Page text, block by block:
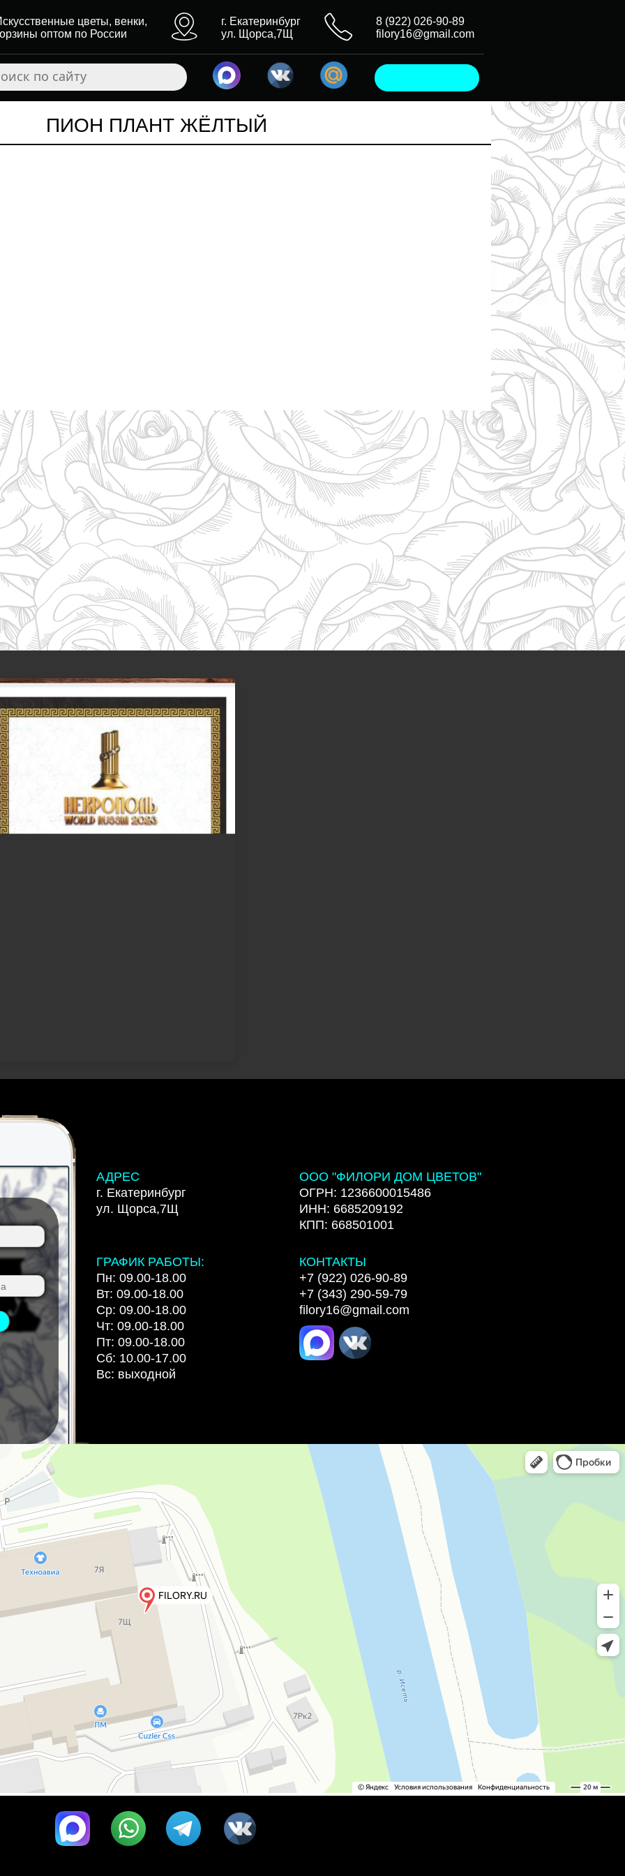
цветы, венки,
оптом по России
г. Екатеринбург
ул. Щорса,7Щ
8 (922) 026-90-89
filory16@gmail.com
ПИОН ПЛАНТ ЖЁЛТЫЙ
АДРЕС
г. Екатеринбург
ул. Щорса,7Щ
ООО "ФИЛОРИ ДОМ ЦВЕТОВ"
ОГРН: 1236600015486
ИНН: 6685209192
КПП: 668501001
ГРАФИК РАБОТЫ:
Пн: 09.00-18.00
Вт: 09.00-18.00
Ср: 09.00-18.00
Чт: 09.00-18.00
Пт: 09.00-18.00
Сб: 10.00-17.00
Вс: выходной
КОНТАКТЫ
+7 (922) 026-90-89
+7 (343) 290-59-79
filory16@gmail.com